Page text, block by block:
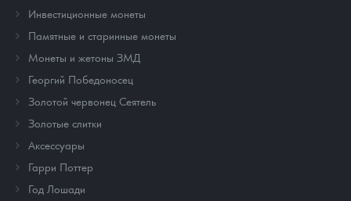
Инвестиционные монеты
Памятные и старинные монеты
Монеты и жетоны ЗМД
Георгий Победоносец
Золотой червонец Сеятель
Золотые слитки
Аксессуары
Гарри Поттер
Год Лошади